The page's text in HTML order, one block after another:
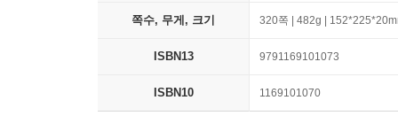
쪽수, 무게, 크기 320쪽 | 482g |
ISBN13 9791169101073
ISBN10 1169101070